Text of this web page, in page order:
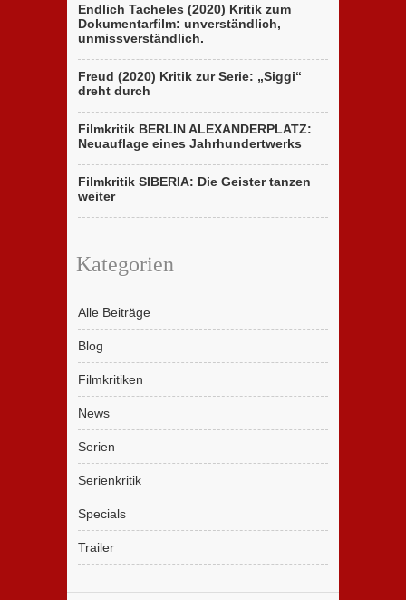
Endlich Tacheles (2020) Kritik zum
Dokumentarfilm: unverständlich,
unmissverständlich.
Freud (2020) Kritik zur Serie: „Siggi“
dreht durch
Filmkritik BERLIN ALEXANDERPLATZ:
Neuauflage eines Jahrhundertwerks
Filmkritik SIBERIA: Die Geister tanzen
weiter
Kategorien
Alle Beiträge
Blog
Filmkritiken
News
Serien
Serienkritik
Specials
Trailer